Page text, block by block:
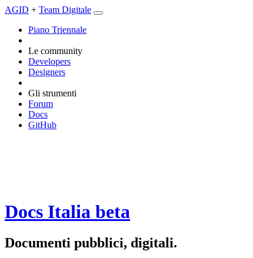
AGID + Team Digitale
Piano Triennale
Le community
Developers
Designers
Gli strumenti
Forum
Docs
GitHub
Docs Italia beta
Documenti pubblici, digitali.